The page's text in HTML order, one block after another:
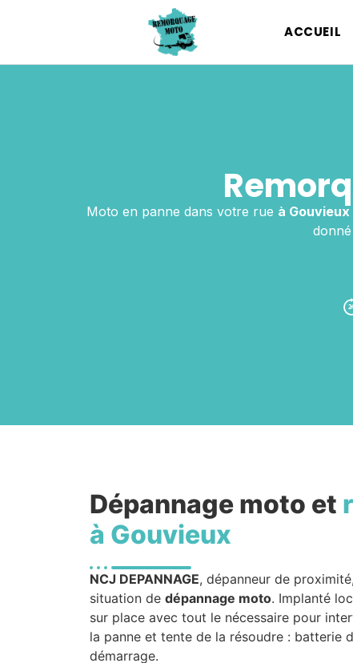
ACCUEIL
Moto en panne dans votre rue à Gouvieux
Dépannage moto et
à Gouvieux
NCJ DEPANNAGE, dépanneur de
situation de dépannage moto. Implanté
sur place avec tout le nécessaire pour
la panne et tente de la résoudre : batterie
démarrage.